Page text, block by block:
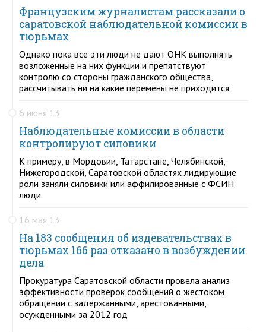
Французским журналистам рассказали о
саратовской наблюдательной комиссии в
тюрьмах
Однако пока все эти люди не дают ОНК выполнять
возложенные на них функции и препятствуют
контролю со стороны гражданского общества,
рассчитывать ни на какие перемены не приходится
6 июня 13
Наблюдательные комиссии в области
контролируют силовики
К примеру, в Мордовии, Татарстане, Челябинской,
Нижегородской, Саратовской областях лидирующие
роли заняли силовики или аффилированные с ФСИН
люди
16 мая 13
На 183 сообщения об издевательствах в
тюрьмах 166 раз отказано в возбуждении
дела
Прокуратура Саратовской области провела анализ
эффективности проверок сообщений о жестоком
обращении с задержанными, арестованными,
осужденными за 2012 год